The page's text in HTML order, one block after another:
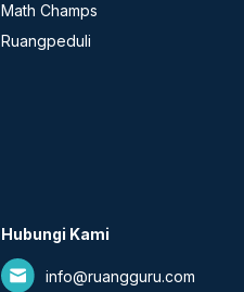
Math Champs
Ruangpeduli
Hubungi Kami
info@ruangguru.com